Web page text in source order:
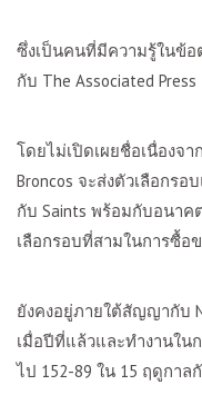
ซึ่งเป็นคนที่มีความรู้ในข้อ
กับ The Associated Press
โดยไม่เปิดเผยชื่อเนื่องจ
Broncos จะส่งตัวเลือกรอ
กับ Saints พร้อมกับอนาค
เลือกรอบที่สามในการซื้อ
ยังคงอยู่ภายใต้สัญญากับ
เมื่อปีที่แล้วและทำงานใน
ไป 152-89 ใน 15 ฤดูกาล